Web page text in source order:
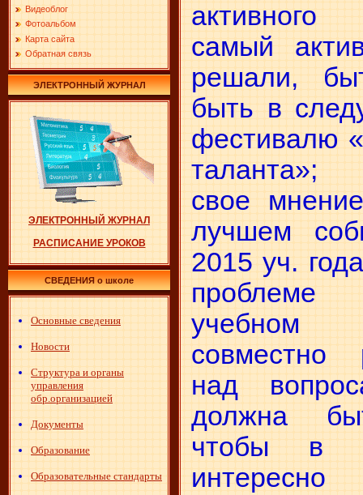
Видеоблог
Фотоальбом
Карта сайта
Обратная связь
ЭЛЕКТРОННЫЙ ЖУРНАЛ
ЭЛЕКТРОННЫЙ ЖУРНАЛ
РАСПИСАНИЕ УРОКОВ
СВЕДЕНИЯ о школе
Основные сведения
Новости
Структура и органы
управления
обр.организацией
Документы
Образование
Образовательные стандарты
самый
решали,
быть в
фестивалю
таланта»;
свое
лучшем
2015 уч.
совместно
над
должна
чтобы в
интересно